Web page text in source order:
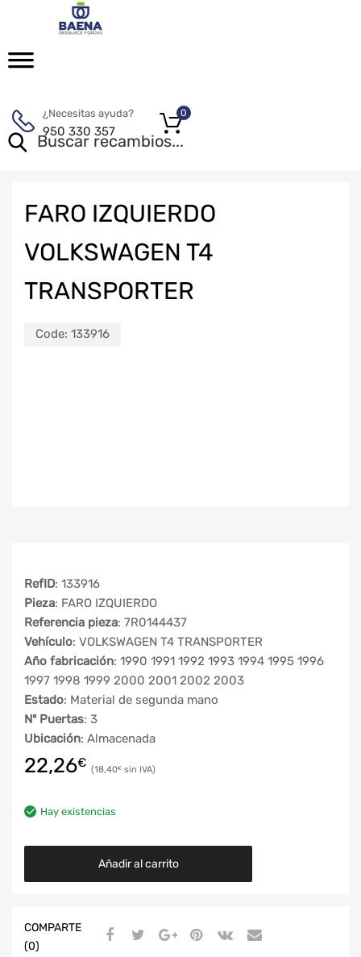
¿Necesitas ayuda?
950 330 357
0
FARO IZQUIERDO
VOLKSWAGEN T4
TRANSPORTER
Code: 133916
RefID: 133916
Pieza: FARO IZQUIERDO
Referencia pieza: 7R0144437
Vehículo: VOLKSWAGEN T4 TRANSPORTER
Año fabricación: 1990 1991 1992 1993 1994 1995 1996
1997 1998 1999 2000 2001 2002 2003
Estado: Material de segunda mano
Nº Puertas: 3
Ubicación: Almacenada
22,26€ 18,40€
Hay existencias
Añadir al carrito
COMPARTE
(0)